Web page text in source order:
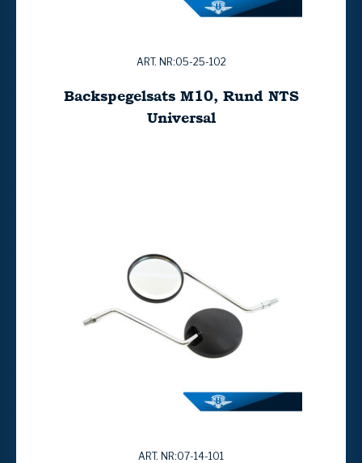
ART. NR:05-25-102
Backspegelsats M10, Rund NTS
Universal
ART. NR:07-14-101